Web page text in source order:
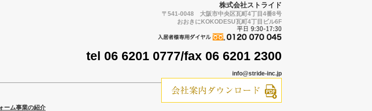
株式会社ストライド
〒541-0048 大阪市中央区瓦町4丁目4番8号
おおきにKOKODESU瓦町4丁目ビル6F
tel 06 6201 0777/fax 06 6201 2300
info@stride-inc.jp
ーム事業の紹介